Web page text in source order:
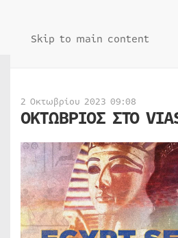
Skip to main content
2 Οκτωβρίου 2023 09:08
ΟΚΤΩΒΡΙΟΣ ΣΤΟ